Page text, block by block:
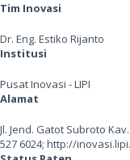
Tim Inovasi
Dr. Eng. Estiko Rijanto
Institusi
Pusat Inovasi - LIPI
Alamat
Jl. Jend. Gatot Subroto
527 6024; http://